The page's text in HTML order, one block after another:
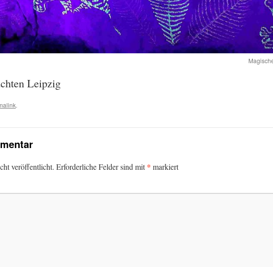
Leipzig
.
veröffentlicht. Erforderliche Felder sind mit* markiert